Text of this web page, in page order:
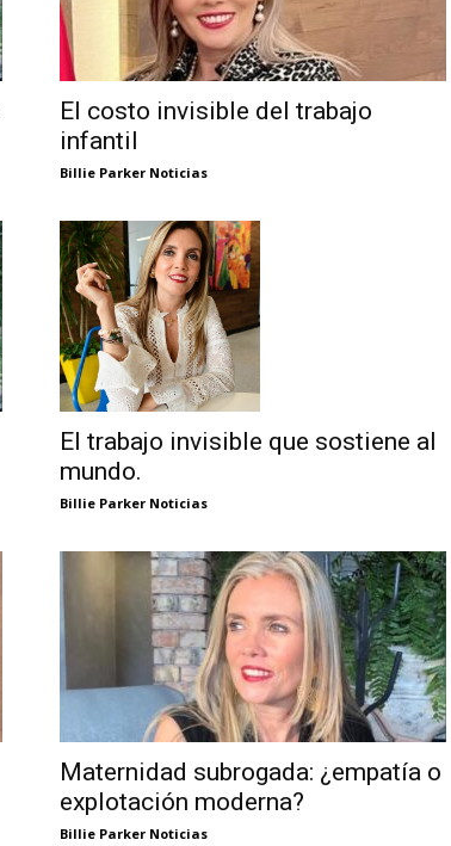
El costo invisible del trabajo
infantil
Billie Parker Noticias
El trabajo invisible que sostiene al
mundo.
Billie Parker Noticias
Maternidad subrogada: ¿empatía o
explotación moderna?
Billie Parker Noticias